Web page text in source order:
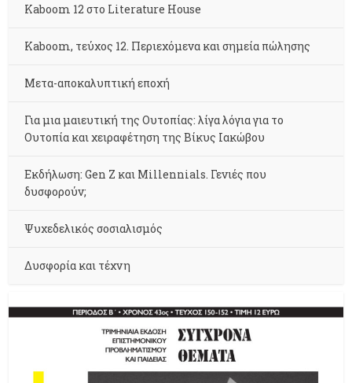
Kaboom 12 στο Literature House
Kaboom, τεύχος 12. Περιεχόμενα και σημεία πώλησης
Μετα-αποκαλυπτική εποχή
Για μια μαιευτική της Ουτοπίας: λίγα λόγια για το
Ουτοπία και χειραφέτηση της Βίκυς Ιακώβου
Εκδήλωση: Gen Z και Millennials. Γενιές που
δυσφορούν;
Ψυχεδελικός σοσιαλισμός
Δυσφορία και τέχνη